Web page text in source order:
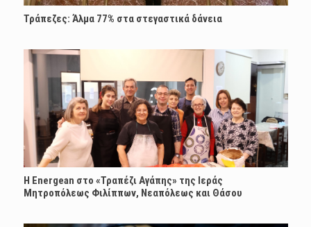
Τράπεζες: Άλμα 77% στα στεγαστικά δάνεια
H Energean στο «Τραπέζι Αγάπης» της Ιεράς
Μητροπόλεως Φιλίππων, Νεαπόλεως και Θάσου